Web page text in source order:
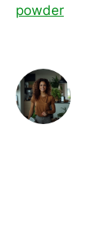
powder